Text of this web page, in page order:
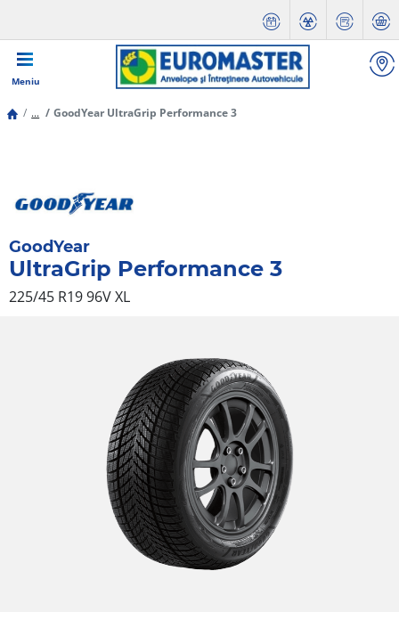
Meniu
... GoodYear UltraGrip Performance 3
GoodYear
UltraGrip Performance 3
225/45 R19 96VXL